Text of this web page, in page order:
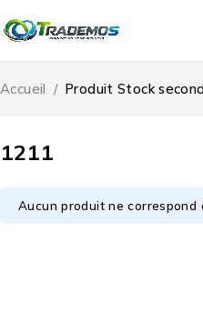
1211
Accueil / Produit Stock
Aucun produit ne correspond